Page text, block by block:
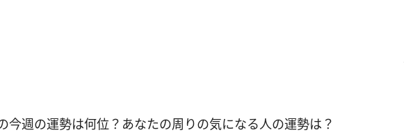
今週の運勢は何位？あなたの周りの気になる人の運勢は？